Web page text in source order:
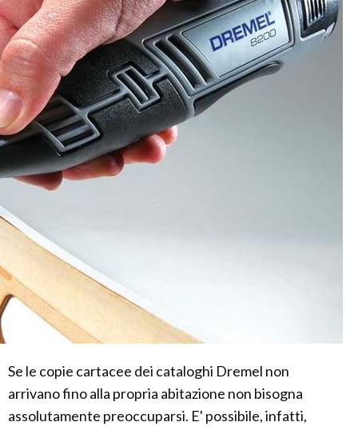
Se le copie cartacee dei cataloghi Dremel non
arrivano fino alla propria abitazione non bisogna
assolutamente preoccuparsi. E' possibile, infatti,